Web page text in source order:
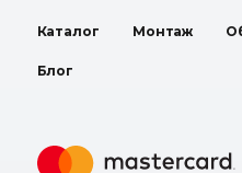
Каталог Монтаж
Блог